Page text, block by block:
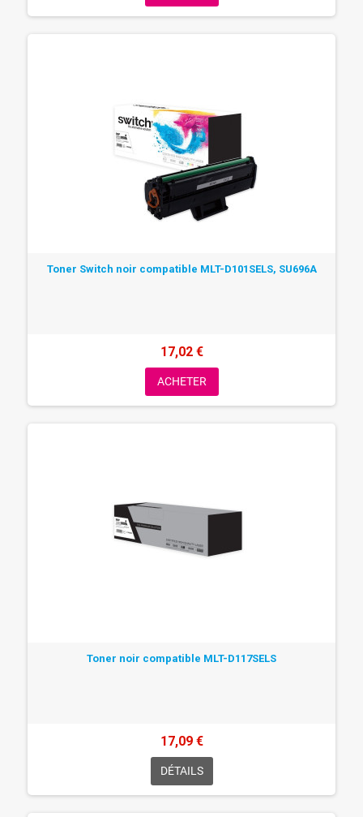
Toner Switch noir compatible MLT-D101SELS, SU696A
17,02 €
ACHETER
Toner noir compatible MLT-D117SELS
17,09 €
DÉTAILS